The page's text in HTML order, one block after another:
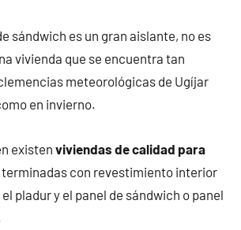
sándwich es un gran aislante, no es
vivienda que se encuentra tan
meteorológicas de Ugíjar
en invierno.
existen viviendas de calidad para
terminadas con revestimiento interior
pladur y el panel de sándwich o panel